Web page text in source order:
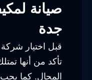
صيانة
جدة
قبل اختيار
تأكد من أنها
المجال. كما